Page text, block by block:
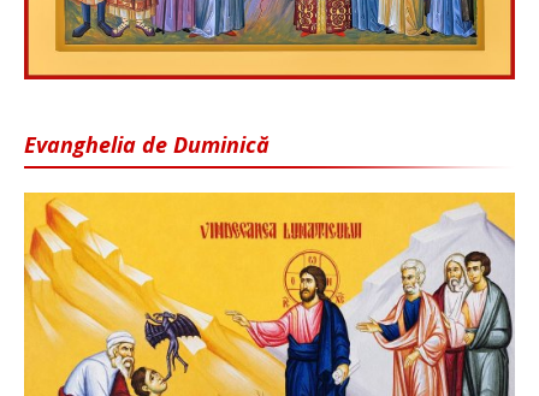
Evanghelia de Duminică